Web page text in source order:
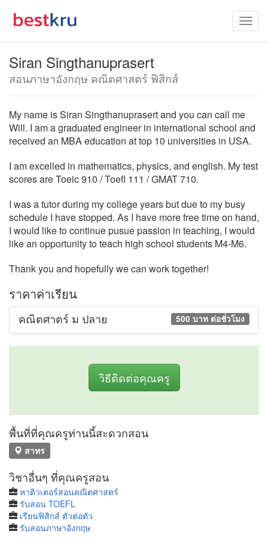
Siran Singthanuprasert
สอนภาษาอังกฤษ คณิตศาสตร์ ฟิสิกส์
My name is Siran Singthanuprasert and you can call me
Will. I am a graduated engineer in international school and
received an MBA education at top 10 universities in USA.
I am excelled in mathematics, physics, and english. My test
scores are Toeic 910 / Toefl 111 / GMAT 710.
I was a tutor during my college years but due to my busy
schedule I have stopped. As I have more free time on hand,
I would like to continue pusue passion in teaching, I would
like an opportunity to teach high school students M4-M6.
Thank you and hopefully we can work together!
ราคาค่าเรียน
คณิตศาตร์ ม ปลาย 500 บาท ต่อชั่วโมง
วิธีติดต่อคุณครู
พื้นที่ที่คุณครูท่านนี้สะดวกสอน
สาทร
วิชาอื่นๆ ที่คุณครูสอน
หาติวเตอร์สอนคณิตศาสตร์
รับสอน TOEFL
เรียนฟิสิกส์ ตัวต่อตัว
รับสอนภาษาอังกฤษ